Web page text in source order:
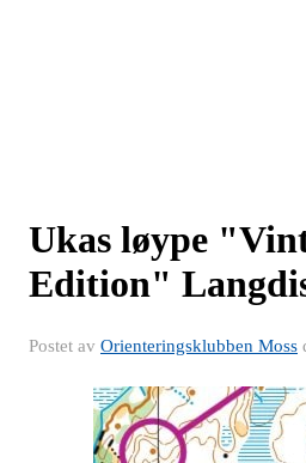
Ukas løype
Edition"
Postet av Orienteringsklubben Moss